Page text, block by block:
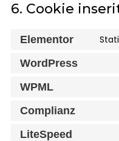
6. Cookie
Elementor
WordPress
WPML
Complianz
LiteSpeed